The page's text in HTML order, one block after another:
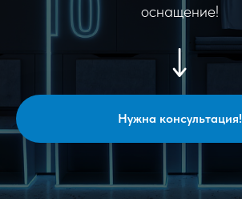
оснащение!
Нужна консультация!